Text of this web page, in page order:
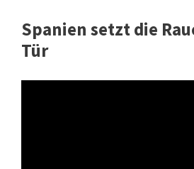
Spanien setzt die
Tür